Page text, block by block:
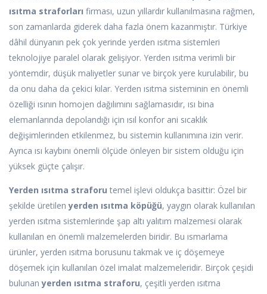
ısıtma straforları firması, uzun yıllardır kullanılmasına rağmen,
son zamanlarda giderek daha fazla önem kazanmıştır. Türkiye
dâhil dünyanın pek çok yerinde yerden ısıtma sistemleri
teknolojiye paralel olarak gelişiyor. Yerden ısıtma verimli bir
yöntemdir, düşük maliyetler sunar ve birçok yere kurulabilir, bu
da onu daha da çekici kılar. Yerden ısıtma sisteminin en önemli
özelliği ısının homojen dağılımını sağlamasıdır, ısı bina
elemanlarında depolandığı için ısıl konfor ani sıcaklık
değişimlerinden etkilenmez, bu sistemin kullanımına izin verir.
Ayrıca ısı kaybını önemli ölçüde önleyen bir sistem olduğu için
yüksek güçte çalışır.
Yerden ısıtma straforu temel işlevi oldukça basittir: Özel bir
şekilde üretilenyerden ısıtma köpüğü, yaygın olarak kullanılan
yerden ısıtma sistemlerinde şap altı yalıtım malzemesi olarak
kullanılan en önemli malzemelerden biridir. Bu ısmarlama
ürünler, yerden ısıtma borusunu takmak ve iç döşemeye
döşemek için kullanılan özel imalat malzemeleridir. Birçok çeşidi
bulunanyerden ısıtma straforu, çeşitli yerden ısıtma